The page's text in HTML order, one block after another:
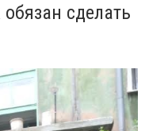
сделать